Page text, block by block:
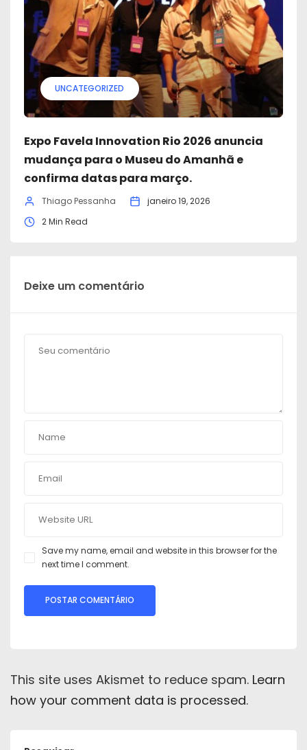
UNCATEGORIZED
Expo Favela Innovation Rio 2026 anuncia
mudança para o Museu do Amanhã e
confirma datas para março.
Thiago Pessanha
janeiro 19, 2026
2 Min Read
Deixe um comentário
Save my name, email and website in this browser for the
next time I comment.
This site uses Akismet to reduce spam. Learn
how your comment data is processed.